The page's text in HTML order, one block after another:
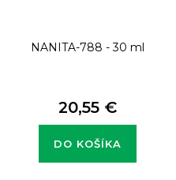
NANITA-788 - 30 ml
20,55 €
DO KOŠÍKA